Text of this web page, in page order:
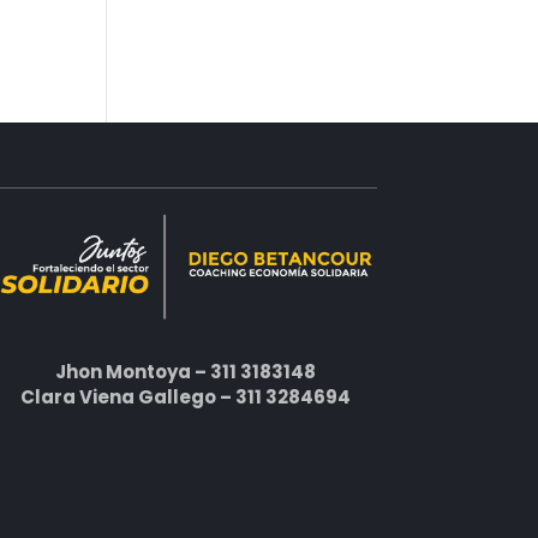
Jhon Montoya – 311 3183148
Clara Viena Gallego – 311 3284694